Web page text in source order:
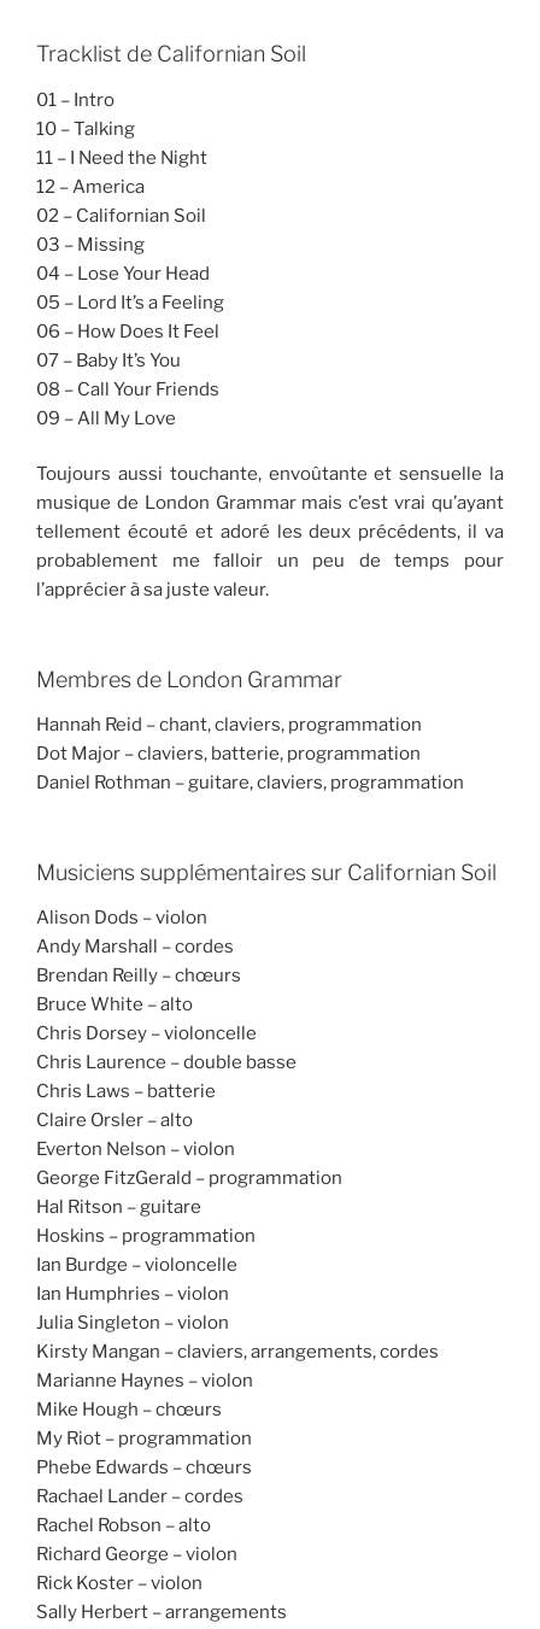
Tracklist de Californian Soil
01 – Intro
10 – Talking
11 – I Need the Night
12 – America
02 – Californian Soil
03 – Missing
04 – Lose Your Head
05 – Lord It’s a Feeling
06 – How Does It Feel
07 – Baby It’s You
08 – Call Your Friends
09 – All My Love
Toujours aussi touchante, envoûtante et sensuelle la
musique de London Grammar mais c’est vrai qu’ayant
tellement écouté et adoré les deux précédents, il va
probablement me falloir un peu de temps pour
l’apprécier à sa juste valeur.
Membres de London Grammar
Hannah Reid – chant, claviers, programmation
Dot Major – claviers, batterie, programmation
Daniel Rothman – guitare, claviers, programmation
Musiciens supplémentaires sur Californian Soil
Alison Dods – violon
Andy Marshall – cordes
Brendan Reilly – chœurs
Bruce White – alto
Chris Dorsey – violoncelle
Chris Laurence – double basse
Chris Laws – batterie
Claire Orsler – alto
Everton Nelson – violon
George FitzGerald – programmation
Hal Ritson – guitare
Hoskins – programmation
Ian Burdge – violoncelle
Ian Humphries – violon
Julia Singleton – violon
Kirsty Mangan – claviers, arrangements, cordes
Marianne Haynes – violon
Mike Hough – chœurs
My Riot – programmation
Phebe Edwards – chœurs
Rachael Lander – cordes
Rachel Robson – alto
Richard George – violon
Rick Koster – violon
Sally Herbert – arrangements